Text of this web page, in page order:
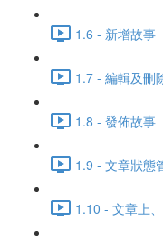
1.6 - 新增故事
1.7 - 編輯及刪
1.8 - 發佈故事
1.9 - 文章狀態
1.10 - 文章上